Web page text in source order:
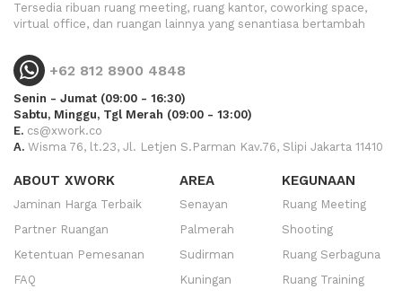
Tersedia ribuan ruang meeting, ruang kantor, coworking space,
virtual office, dan ruangan lainnya yang senantiasa bertambah
+62 812 8900 4848
Senin - Jumat (09:00 - 16:30)
Sabtu, Minggu, Tgl Merah (09:00 - 13:00)
E. cs@xwork.co
A. Wisma 76, lt.23, Jl. Letjen S.Parman Kav.76, Slipi Jakarta 11410
ABOUT XWORK
Jaminan Harga Terbaik
Partner Ruangan
Ketentuan Pemesanan
FAQ
AREA
Senayan
Palmerah
Sudirman
Kuningan
KEGUNAAN
Ruang Meeting
Shooting
Ruang Serbaguna
Ruang Training